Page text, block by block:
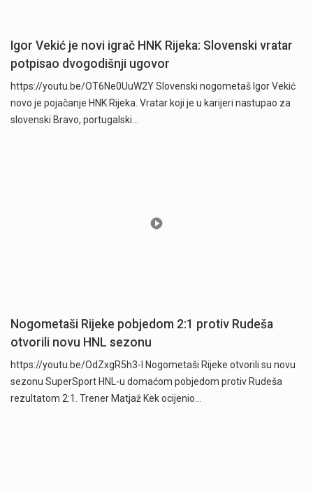
Igor Vekić je novi igrač HNK Rijeka: Slovenski vratar
potpisao dvogodišnji ugovor
https://youtu.be/OT6Ne0UuW2Y Slovenski nogometaš Igor Vekić
novo je pojačanje HNK Rijeka. Vratar koji je u karijeri nastupao za
slovenski Bravo, portugalski…
Nogometaši Rijeke pobjedom 2:1 protiv Rudeša
otvorili novu HNL sezonu
https://youtu.be/OdZxgR5h3-I Nogometaši Rijeke otvorili su novu
sezonu SuperSport HNL-u domaćom pobjedom protiv Rudeša
rezultatom 2:1. Trener Matjaž Kek ocijenio…